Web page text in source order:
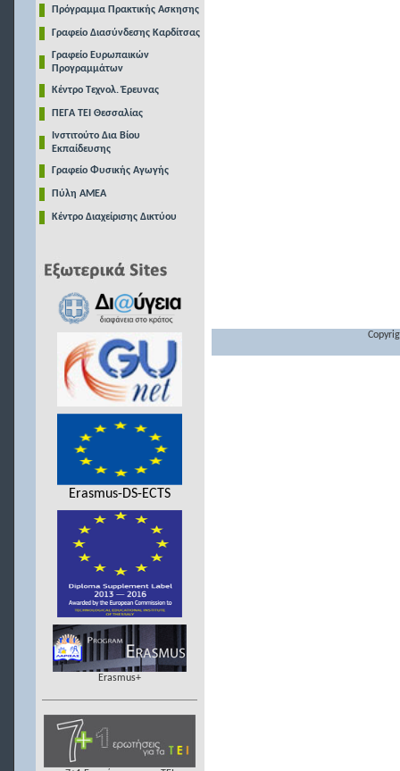
Πρόγραμμα Πρακτικής Ασκησης
Γραφείο Διασύνδεσης Καρδίτσας
Γραφείο Ευρωπαικών
Προγραμμάτων
Κέντρο Τεχνολ. Έρευνας
ΠΕΓΑ ΤΕΙ Θεσσαλίας
Ινστιτούτο Δια Βίου
Εκπαίδευσης
Γραφείο Φυσικής Αγωγής
Πύλη ΑΜΕΑ
Κέντρο Διαχείρισης Δικτύου
Erasmus-DS-ECTS
Erasmus+